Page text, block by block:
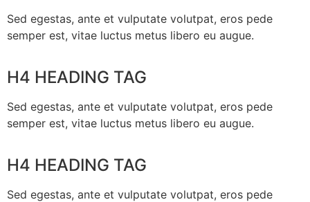
Sed egestas, ante et vulputate volutpat, eros pede
semper est, vitae luctus metus libero eu augue.
H4 HEADING TAG
Sed egestas, ante et vulputate volutpat, eros pede
semper est, vitae luctus metus libero eu augue.
H4 HEADING TAG
Sed egestas, ante et vulputate volutpat, eros pede